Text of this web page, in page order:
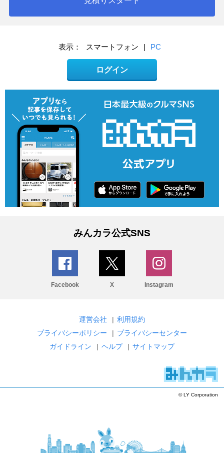
表示： スマートフォン | PC
ログイン
みんカラ公式SNS
Facebook X Instagram
運営会社 | 利用規約
プライバシーポリシー
| プライバシーセンター
ガイドライン
| ヘルプ | サイトマップ
© LY Corporation